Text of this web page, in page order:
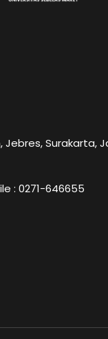
Jebres, Surakarta,
: 0271-646655